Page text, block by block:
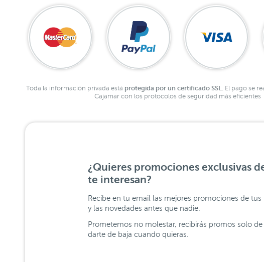
Toda la información privada está protegida por un certificado SSL.
El pago se
Cajamar con los protocolos de seguridad más eficientes
¿Quieres promociones exclusivas
te interesan?
Recibe en tu email las mejores promociones de
y las novedades antes que nadie.
Prometemos no molestar, recibirás promos solo
darte de baja cuando quieras.